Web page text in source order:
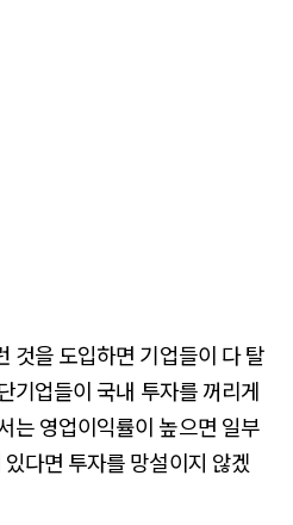
것을 도입하면 기업들이 다 탈
기업들이 국내 투자를 꺼리게
는 영업이익률이 높으면 일부
다면 투자를 망설이지 않겠